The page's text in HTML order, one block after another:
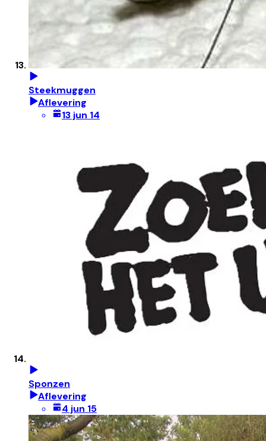
Steekmuggen
Aflevering
13 jun 14
Sponzen
Aflevering
4 jun 15